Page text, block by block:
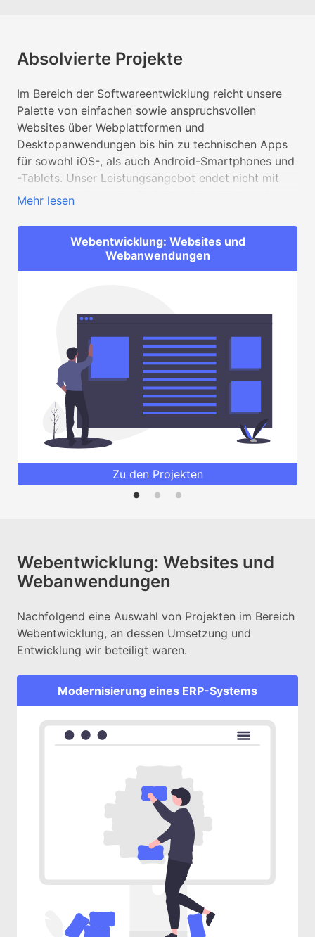
Absolvierte Projekte
Im Bereich der Softwareentwicklung reicht unsere
Palette von einfachen sowie anspruchsvollen
Websites über Webplattformen und
Desktopanwendungen bis hin zu technischen Apps
für sowohl iOS-, als auch Android-Smartphones und
-Tablets. Unser Leistungsangebot endet nicht mit
der Fertigstellung des Projekts, daher bieten wir
Folglich finden Sie eine Auswahl von absolvierten
Projekten, unterteilt nach unseren angebotenen
Bereichen in der Softwareentwicklung.
Mehr lesen
Webentwicklung: Websites und
Webanwendungen
Zu den Projekten
Webentwicklung: Websites und
Webanwendungen
Nachfolgend eine Auswahl von Projekten im Bereich
Webentwicklung, an dessen Umsetzung und
Entwicklung wir beteiligt waren.
Modernisierung eines ERP-Systems